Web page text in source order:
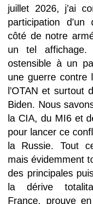
juillet 2026, j’ai
participation d'un
côté de notre
un tel affichage.
ostensible à un
une guerre contre
l’OTAN et surtout
Biden. Nous
la CIA, du MI6 et
pour lancer ce
la Russie. Tout
mais évidemment
des principales
la dérive
France, prouve